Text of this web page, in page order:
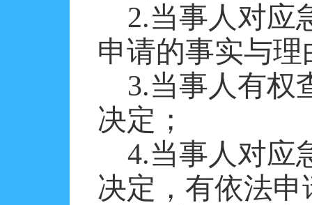
2.当事人对应
申请的事实与
3.当事人有权
决定；
4.当事人对应
决定，有依法